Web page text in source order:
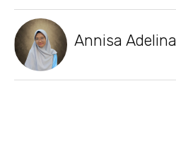
Annisa Adelina